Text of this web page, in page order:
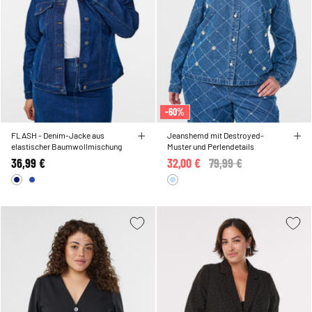
FLASH - Denim-Jacke aus
elastischer Baumwollmischung
36,99 €
-60%
Jeanshemd mit Destroyed-
Muster und Perlendetails
Price reduced from
79,99 €
32,00 €